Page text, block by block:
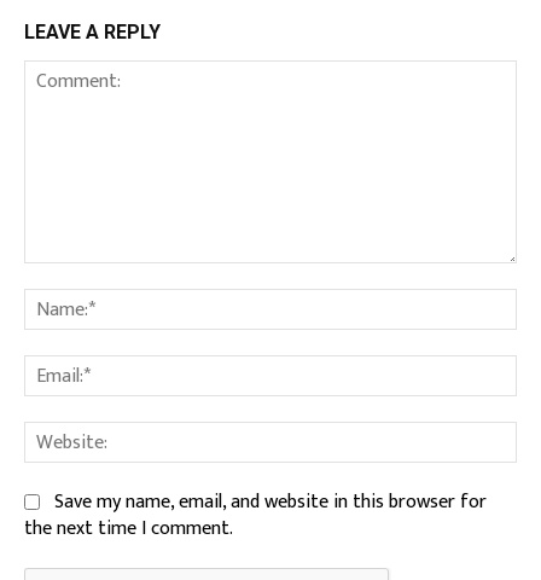
LEAVE A REPLY
Save my name, email, and website in this browser for
the next time I comment.